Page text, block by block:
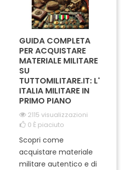
GUIDA COMPLETA
PER ACQUISTARE
MATERIALE MILITARE
SU
TUTTOMILITARE.IT: L'
ITALIA MILITARE IN
PRIMO PIANO
2115 visualizzazioni
0 È piaciuto
Scopri come
acquistare materiale
militare autentico e di